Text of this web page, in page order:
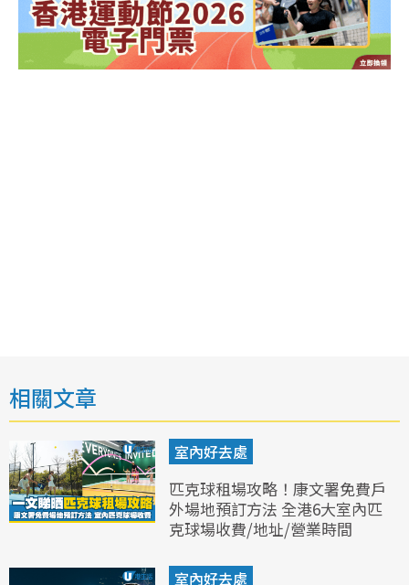
相關文章
室內好去處
匹克球租場攻略！康文署免費戶
外場地預訂方法 全港6大室內匹
克球場收費/地址/營業時間
室內好去處